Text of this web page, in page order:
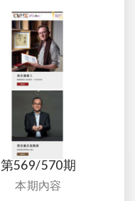
第569/570期
本期內容